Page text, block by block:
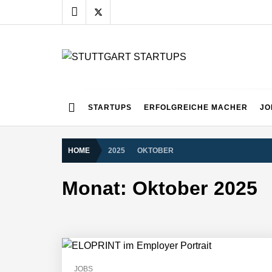
to
STARTUPS ERFOLGREICHE MACHER
HOME 2025 OKTOBER
Monat: Oktober 2025
JOBS
NEURA Robotics gibt